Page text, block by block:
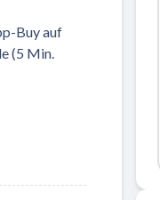
Buy auf
(5 Min.